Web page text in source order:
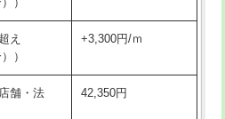
価格です。
) 5,500円
バンド止
5,500円
え
）
+3,300円/ｍ
舗・法
42,350円